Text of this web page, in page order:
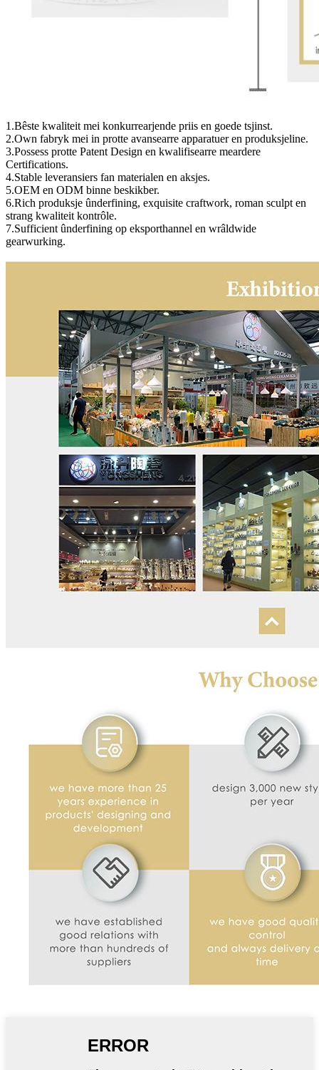
1.Bêste kwaliteit mei konkurrearjende priis en goede tsjinst.
2.Own fabryk mei in protte avansearre apparatuer en produksjeline.
3.Possess protte Patent Design en kwalifisearre meardere
Certifications.
4.Stable leveransiers fan materialen en aksjes.
5.OEM en ODM binne beskikber.
6.Rich produksje ûnderfining, exquisite craftwork, roman sculpt en
strang kwaliteit kontrôle.
7.Sufficient ûnderfining op eksporthannel en wrâldwide
gearwurking.